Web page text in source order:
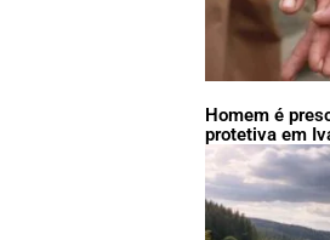
Homem é
protetiva em